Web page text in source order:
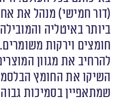
(דור חמישי) מנהל את
ביותר באיטליה
חומצים וירקות
להרחיב את מגוון
שמתאפיין בסמיכות